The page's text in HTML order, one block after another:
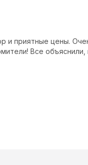
и приятные цены.
Все объяснили,